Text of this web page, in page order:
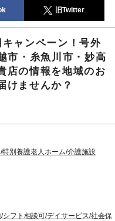
旧Twitter
ャンペーン！号外
市・糸魚川市・妙高
店の情報を地域のお
けませんか？
特別養護老人ホーム/介護施設
シフト相談可/デイサービス/社会保